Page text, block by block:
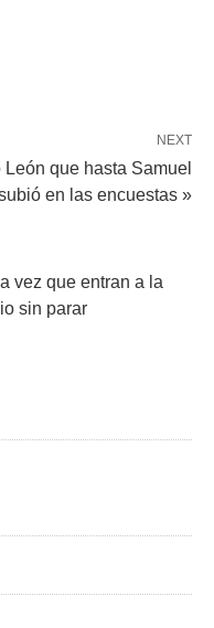
NEXT
que hasta Samuel
en las encuestas »
vez que entran a la
sin parar